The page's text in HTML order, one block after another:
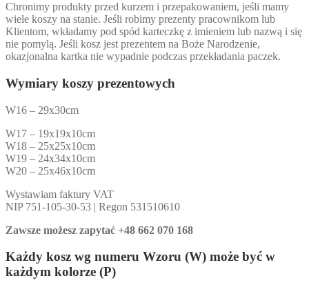
Chronimy produkty przed kurzem i przepakowaniem, jeśli mamy
wiele koszy na stanie. Jeśli robimy prezenty pracownikom lub
Klientom, wkładamy pod spód karteczkę z imieniem lub nazwą i się
nie pomylą. Jeśli kosz jest prezentem na Boże Narodzenie,
okazjonalna kartka nie wypadnie podczas przekładania paczek.
Wymiary koszy prezentowych
W16 – 29x30cm
W17 – 19x19x10cm
W18 – 25x25x10cm
W19 – 24x34x10cm
W20 – 25x46x10cm
Wystawiam faktury VAT
NIP 751-105-30-53 | Regon 531510610
Zawsze możesz zapytać +48 662 070 168
Każdy kosz wg numeru Wzoru (W) może być w
każdym kolorze (P)